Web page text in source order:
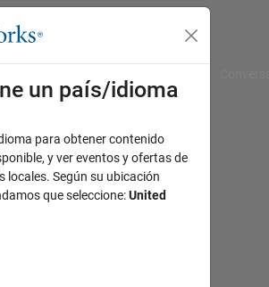
un país/idioma
para obtener contenido
y ver eventos y ofertas de
locales. Según su ubicación
que seleccione:United